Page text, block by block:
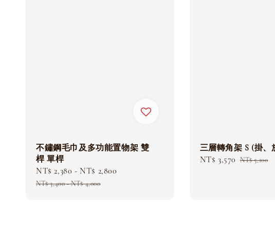
不鏽鋼毛巾及多功能置物架 雙
桿 單桿
Sale
price
NT$ 2,380 - NT$ 2,800
NT$ 3,400-NT$ 4,000
三層轉角架 S (掛、
Sale
NT$ 3,570 Regular
NT$ 5,100